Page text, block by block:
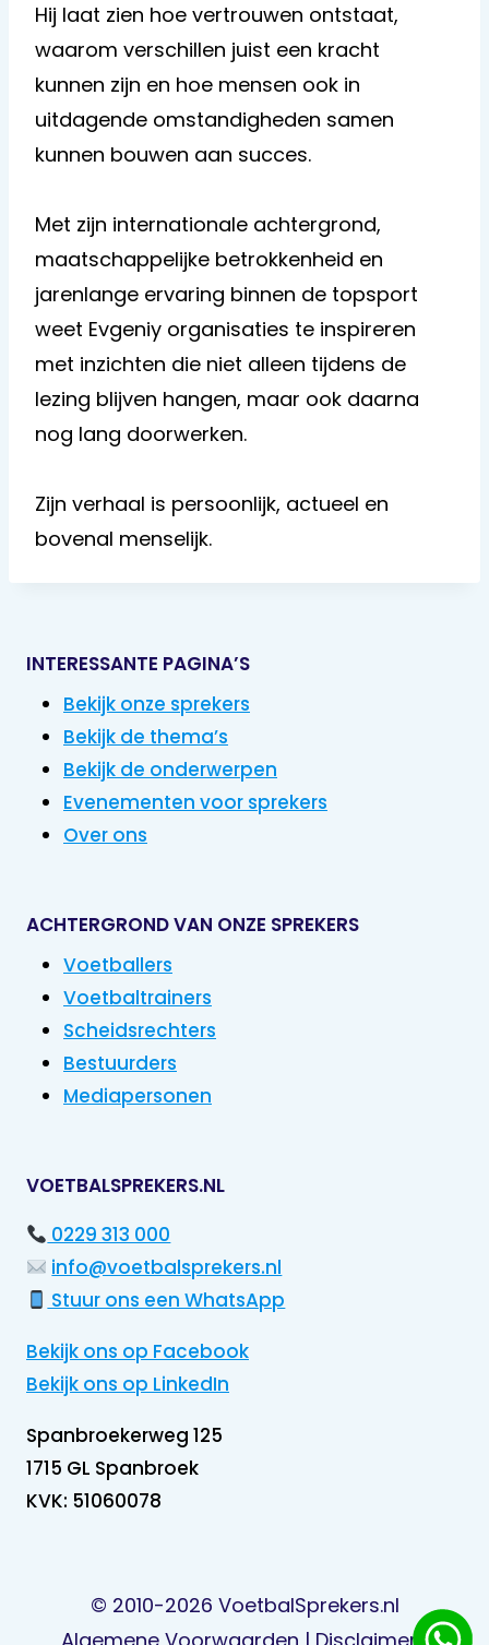
Hij laat zien hoe vertrouwen ontstaat,
waarom verschillen juist een kracht
kunnen zijn en hoe mensen ook in
uitdagende omstandigheden samen
kunnen bouwen aan succes.
Met zijn internationale achtergrond,
maatschappelijke betrokkenheid en
jarenlange ervaring binnen de topsport
weet Evgeniy organisaties te inspireren
met inzichten die niet alleen tijdens de
lezing blijven hangen, maar ook daarna
nog lang doorwerken.
Zijn verhaal is persoonlijk, actueel en
bovenal menselijk.
INTERESSANTE PAGINA’S
Bekijk onze sprekers
Bekijk de thema’s
Bekijk de onderwerpen
Evenementen voor sprekers
Over ons
ACHTERGROND VAN ONZE SPREKERS
Voetballers
Voetbaltrainers
Scheidsrechters
Bestuurders
Mediapersonen
VOETBALSPREKERS.NL
0229 313 000
info@voetbalsprekers.nl
Stuur ons een WhatsApp
Bekijk ons op Facebook
Bekijk ons op LinkedIn
Spanbroekerweg 125
1715 GL Spanbroek
KVK: 51060078
© 2010-2026 VoetbalSprekers.nl